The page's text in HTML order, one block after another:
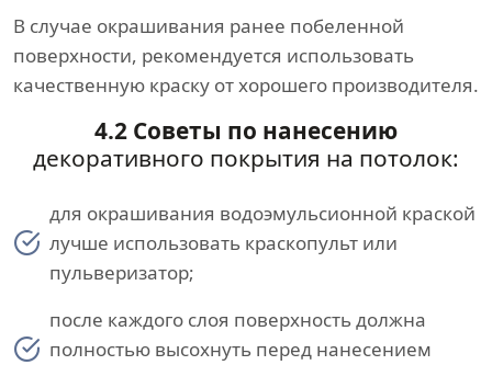
В случае окрашивания ранее побеленной
поверхности, рекомендуется использовать
качественную краску от хорошего производителя.
4.2 Советы по нанесению
декоративного покрытия на потолок:
для окрашивания водоэмульсионной краской
лучше использовать краскопульт или
пульверизатор;
после каждого слоя поверхность должна
полностью высохнуть перед нанесением